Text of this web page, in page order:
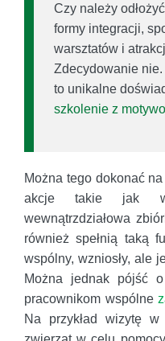
Czy należy
formy integracji,
warsztatów i
Zdecydowanie nie.
to unikalne
szkolenie z
Można tego dokonać
akcje takie jak
wewnątrzdziałowa
również spełnią taką
wspólny, wzniosły, ale
Można jednak pójść
pracownikom wspólne
Na przykład wizytę